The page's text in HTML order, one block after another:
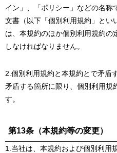
イン」、「ポリシー」などの名称
文書（以下「個別利用規約」とい
は、本規約のほか個別利用規約の
しなければなりません。
2.個別利用規約と本規約とで矛盾
矛盾する箇所に限り、個別利用規
す。
第13条（本規約等の変更）
1.当社は、本規約および個別利用